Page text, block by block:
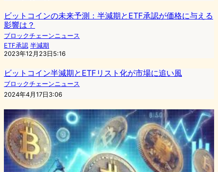
ビットコインの未来予測：半減期とETF承認が価格に与える
影響は？
ブロックチェーンニュース
ETF承認 半減期
2023年12月23日5:16
ビットコイン半減期とETFリスト化が市場に追い風
ブロックチェーンニュース
2024年4月17日3:06